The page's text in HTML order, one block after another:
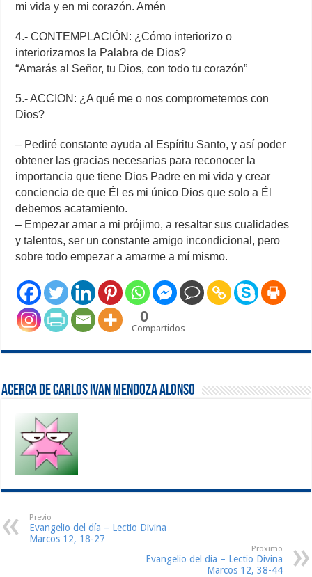
mi vida y en mi corazón. Amén
4.- CONTEMPLACIÓN: ¿Cómo interiorizo o
interiorizamos la Palabra de Dios?
“Amarás al Señor, tu Dios, con todo tu corazón”
5.- ACCION: ¿A qué me o nos comprometemos con
Dios?
– Pediré constante ayuda al Espíritu Santo, y así poder
obtener las gracias necesarias para reconocer la
importancia que tiene Dios Padre en mi vida y crear
conciencia de que Él es mi único Dios que solo a Él
debemos acatamiento.
– Empezar amar a mi prójimo, a resaltar sus cualidades
y talentos, ser un constante amigo incondicional, pero
sobre todo empezar a amarme a mí mismo.
0
Compartidos
Acerca de Carlos ivan Mendoza Alonso
Previo
Evangelio del día – Lectio Divina
Marcos 12, 18-27
Proximo
Evangelio del día – Lectio Divina
Marcos 12, 38-44